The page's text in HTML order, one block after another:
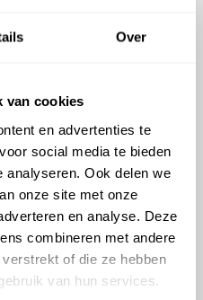
Over
van cookies
en advertenties te
social media te bieden
analyseren. Ook delen we
onze site met onze
en analyse. Deze
combineren met andere
of die ze hebben
van hun services.
EN HULP
met eigen transport